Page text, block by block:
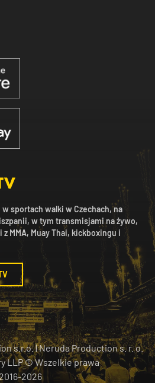
sportach walki w Czechach, na
w tym transmisjami na żywo,
MMA, Muay Thai, kickboxingu i
s.r.o.|Neruda Production s. r. o.
LLP © Wszelkie prawa
2026